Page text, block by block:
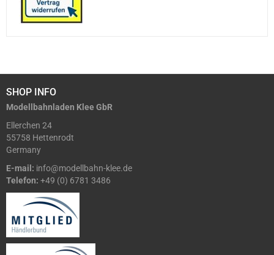
SHOP INFO
Modellbahnladen Klee GbR
Ellerchen 24
55758 Hettenrodt
Germany
E-mail: info@modellbahn-klee.de
Telefon: +49 (0) 6781 3486